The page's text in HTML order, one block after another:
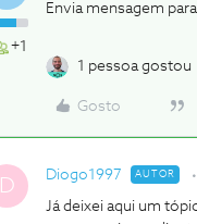
+1
Envia mensagem
1 pessoa gostou
Gosto
D Diogo1997 AUTOR
Já deixei aqui um